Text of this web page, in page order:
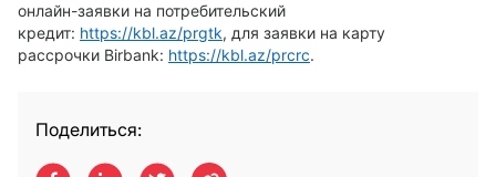
онлайн-заявки на потребительский
кредит: https://kbl.az/prgtk, для заявки на карту
рассрочки Birbank: https://kbl.az/prcrc.
Поделиться: